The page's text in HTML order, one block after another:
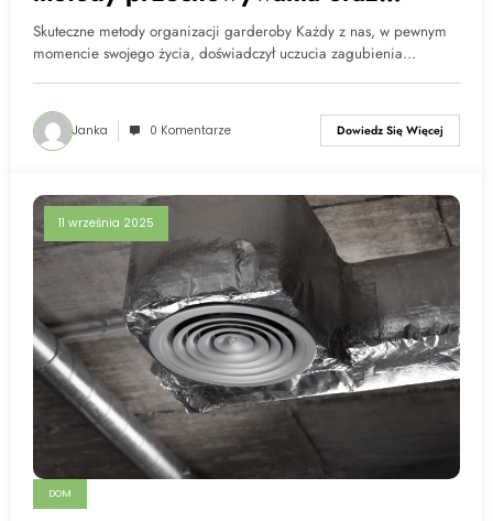
funkcjonalne elementy wyposażenia
szafy
Skuteczne metody organizacji garderoby Każdy z nas, w pewnym
momencie swojego życia, doświadczył uczucia zagubienia…
Janka 0 Komentarze Dowiedz Się Więcej
11 września 2025
DOM